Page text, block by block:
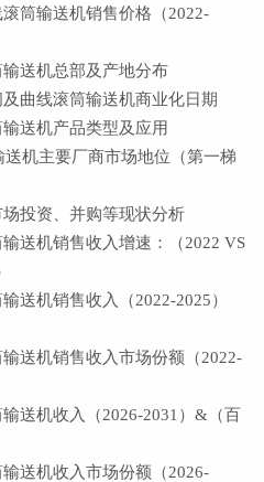
筒输送机销售价格（2022-
送机总部及产地分布
曲线滚筒输送机商业化日期
送机产品类型及应用
机主要厂商市场地位（第一梯
投资、并购等现状分析
送机销售收入增速：（2022 VS
送机销售收入（2022-2025）
送机销售收入市场份额（2022-
送机收入（2026-2031）&（百
送机收入市场份额（2026-